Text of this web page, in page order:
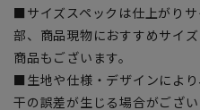
■サイズスペックは仕上がり
部、商品現物におすすめサイ
商品もございます。
■生地や仕様・デザインによ
干の誤差が生じる場合がござ